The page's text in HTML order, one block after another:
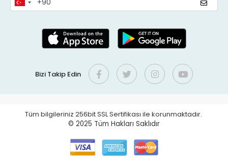
Bizi Takip Edin
Tüm bilgileriniz 256bit SSL Sertifikası ile korunmaktadır.
© 2025 Tüm Hakları Saklıdır